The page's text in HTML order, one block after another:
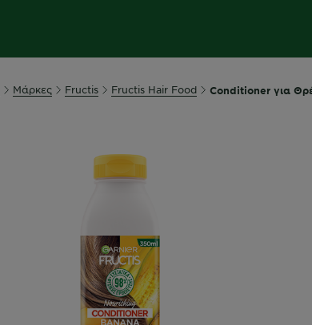
Μάρκες Fructis Fructis Hair Food Conditioner για